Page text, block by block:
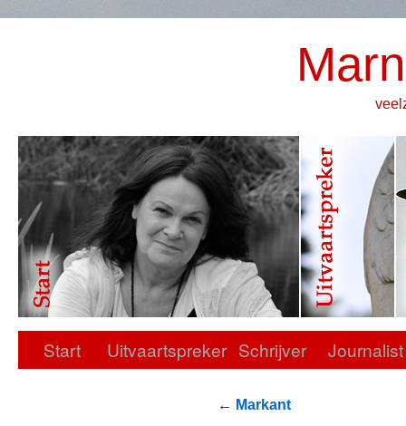
Start Uitvaartspreker Schrijver Journalist
← Markant